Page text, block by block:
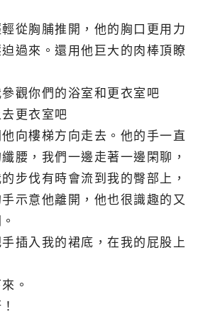
從胸脯推開，他的胸口更用力
過來。還用他巨大的肉棒頂瞭
觀你們的浴室和更衣室吧
更衣室吧
向樓梯方向走去。他的手一直
腰，我們一邊走著一邊閑聊，
步伐有時會流到我的臀部上，
示意他離開，他也很識趣的又
插入我的裙底，在我的屁股上
。